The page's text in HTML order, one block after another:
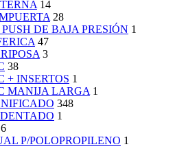
14
28
DE BAJA PRESIÓN 1
47
3
38
+ INSERTOS 1
MANIJA LARGA 1
348
1
6
P/POLOPROPILENO 1